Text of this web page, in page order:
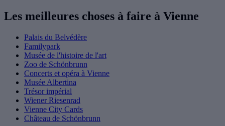
Les meilleures choses à faire à Vienne
Palais du Belvédère
Familypark
Musée de l'histoire de l'art
Zoo de Schönbrunn
Concerts et opéra à Vienne
Musée Albertina
Trésor impérial
Wiener Riesenrad
Vienne City Cards
Château de Schönbrunn